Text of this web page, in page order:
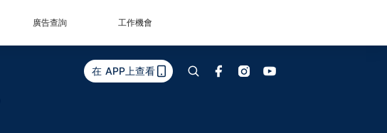
廣告查詢 工作機會
在 APP上查看